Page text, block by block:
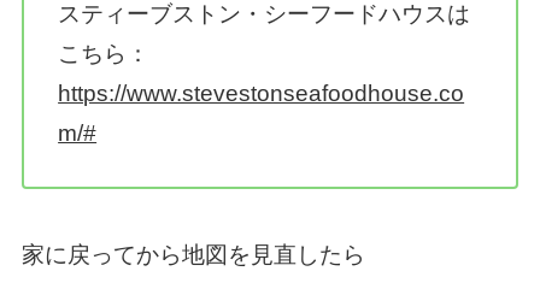
スティーブストン・シーフードハウスは
こちら：
https://www.stevestonseafoodhouse.co
m/#
家に戻ってから地図を見直したら